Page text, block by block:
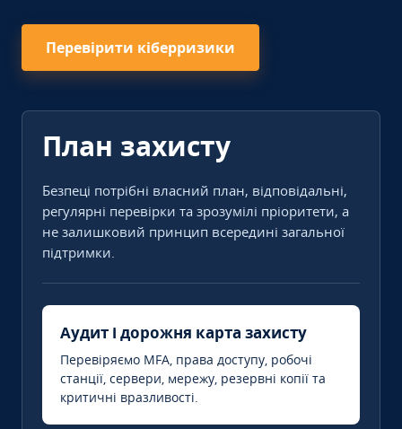
Перевірити кіберризики
План захисту
Безпеці потрібні власний план, відповідальні,
регулярні перевірки та зрозумілі пріоритети, а
не залишковий принцип всередині загальної
підтримки.
Аудит і дорожня карта захисту
Перевіряємо MFA, права доступу, робочі
станції, сервери, мережу, резервні копії та
критичні вразливості.